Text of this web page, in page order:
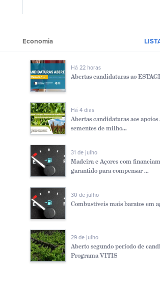
Economia
Há 22 horas
Abertas candidaturas ao
Há 4 dias
Abertas candidaturas aos
sementes de milho...
31 de julho
Madeira e Açores com
garantido para compensar ...
30 de julho
Combustíveis mais baratos em
29 de julho
Aberto segundo período de
Programa VITIS